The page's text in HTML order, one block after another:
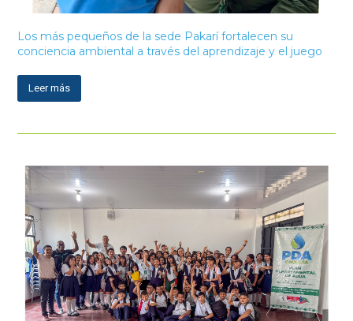
Los más pequeños de la sede Pakarí fortalecen su
conciencia ambiental a través del aprendizaje y el juego
Leer más